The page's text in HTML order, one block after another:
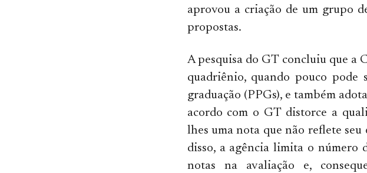
aprovou a criação de um grupo
propostas.
A pesquisa do GT concluiu que a
quadriênio, quando pouco pode
graduação (PPGs), e também
acordo com o GT distorce a
lhes uma nota que não reflete
disso, a agência limita o número
notas na avaliação e,